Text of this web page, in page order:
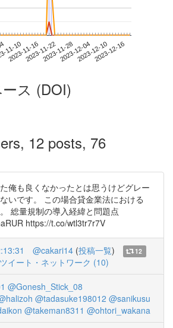
11-10
2023-11-162023-11-222023-11-282023-12-042023-12-102023-12-16
ス (DOI)
12 posts, 76
俺も良くなかったとは思うけどグレー
いです。 この場合貸金業法における
総量規制の導入経緯と問題点
https://t.co/wtl3tr7r7V
@cakari14 (投稿一覧)
12
イート・ネットワーク (10)
@Gonesh_Stick_08
@tadasuke198012 @sanikusu
@takeman8311 @ohtori_wakana